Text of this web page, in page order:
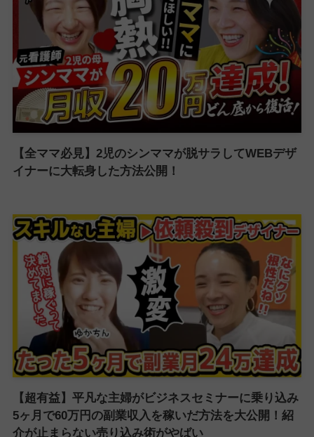
【全ママ必見】2児のシンママが脱サラしてWEBデザ
イナーに大転身した方法公開！
【超有益】平凡な主婦がビジネスセミナーに乗り込み
5ヶ月で60万円の副業収入を稼いだ方法を大公開！紹
介が止まらない売り込み術がやばい